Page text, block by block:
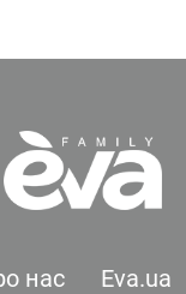
нас
Eva.ua